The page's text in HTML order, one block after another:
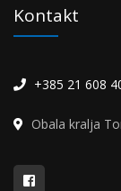
Kontakt
+385 21 608
Obala kralja